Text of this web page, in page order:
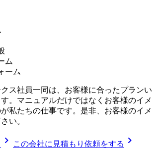
ム
ーム
ス社員一同は、お客様に合ったプランい
。マニュアルだけではなくお客様のイメ
私たちの仕事です。是非、お客様のイメ
い。
chevron_right この会社に見積もり依頼をする chevron_right